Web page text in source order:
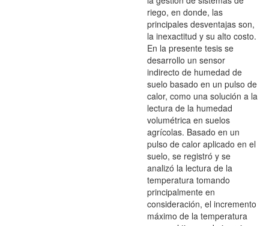
riego, en donde, las
principales desventajas son,
la inexactitud y su alto costo.
En la presente tesis se
desarrollo un sensor
indirecto de humedad de
suelo basado en un pulso de
calor, como una solución a la
lectura de la humedad
volumétrica en suelos
agrícolas. Basado en un
pulso de calor aplicado en el
suelo, se registró y se
analizó la lectura de la
temperatura tomando
principalmente en
consideración, el incremento
máximo de la temperatura